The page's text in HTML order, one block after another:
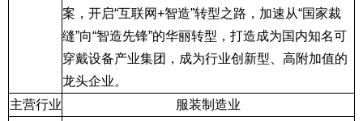
案，开启“互联网+智造”转型之路，加速从“国家裁
缝”向“智造先锋”的华丽转型，打造成为国内知名可
穿戴设备产业集团，成为行业创新型、高附加值的
龙头企业。
主营行业
服装制造业